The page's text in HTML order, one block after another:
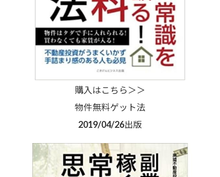
購入はこちら＞＞
物件無料ゲット法
2019/04/26出版